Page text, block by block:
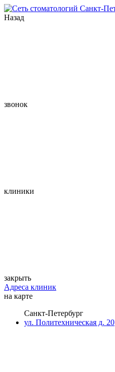
Назад
звонок
клиники
закрыть
Адреса клиник
на карте
Санкт-Петербург
ул. Политехническая д. 20